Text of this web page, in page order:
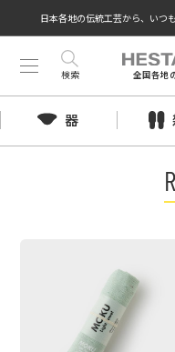
日本各地の伝統工芸から、いつ
全国各地
検索
器